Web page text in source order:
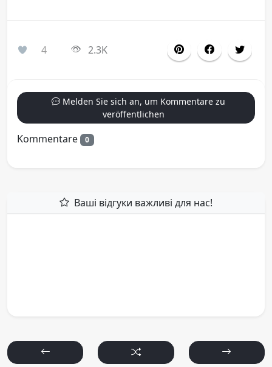
4 2.3K
Melden Sie sich an, um Kommentare zu
veröffentlichen
Kommentare 0
Ваші відгуки важливі для нас!